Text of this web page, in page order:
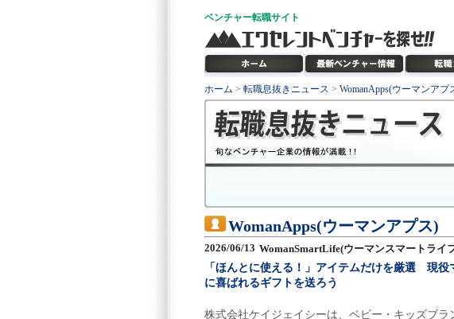
ベンチャー転職サイト
ホーム > 転職息抜きニュース > WomanApps(ウーマンアプ
WomanApps(ウーマンアプス)
2026/06/13 WomanSmartLife(ウーマンスマートライ
「ほんとに使える！」アイテムだけを厳選 現
に喜ばれるギフトを送ろう
株式会社ケイジェイシーは、ベビー・キッズブ